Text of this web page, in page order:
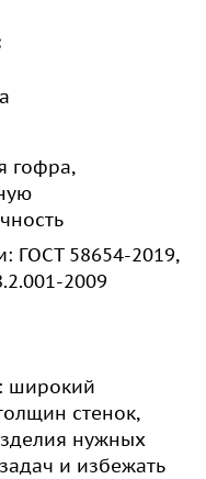
гофра,
ГОСТ 58654-2019,
2009
широкий
стенок,
нужных
и избежать